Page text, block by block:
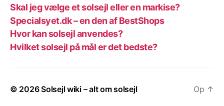
Skal jeg vælge et solsejl eller en markise?
Specialsyet.dk – en den af BestShops
Hvor kan solsejl anvendes?
Hvilket solsejl på mål er det bedste?
© 2026Solsejl wiki – alt om solsejl Op ↑